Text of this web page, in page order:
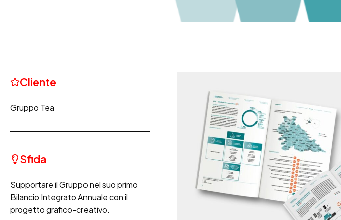
Cliente
Gruppo Tea
Sfida
Supportare il Gruppo nel suo primo
Bilancio Integrato Annuale con il
progetto grafico-creativo.